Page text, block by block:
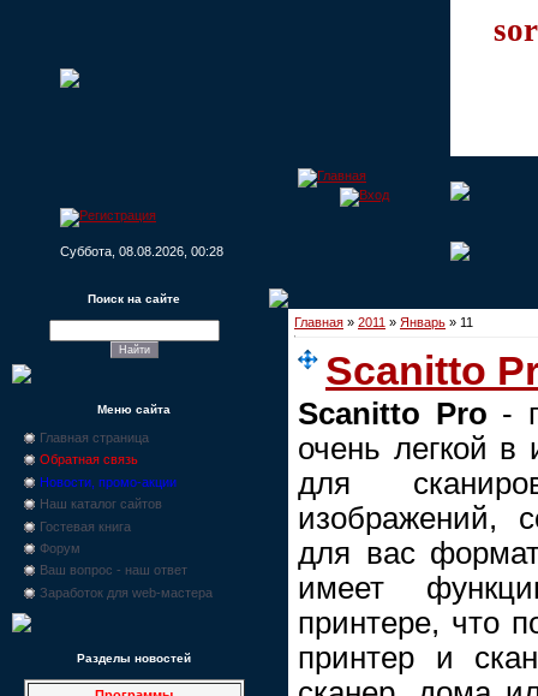
Суббота, 08.08.2026, 00:28
Поиск на сайте
Меню сайта
Главная страница
Обратная связь
Новости, промо-акции
Наш каталог сайтов
Гостевая книга
Форум
Ваш вопрос - наш ответ
Заработок для web-мастера
Разделы новостей
Главная » 2011 » Январь » 11
Scanitto
Scanitto Pro -
очень легкой в
для
изображений,
для вас
имеет
принтере, что
принтер и